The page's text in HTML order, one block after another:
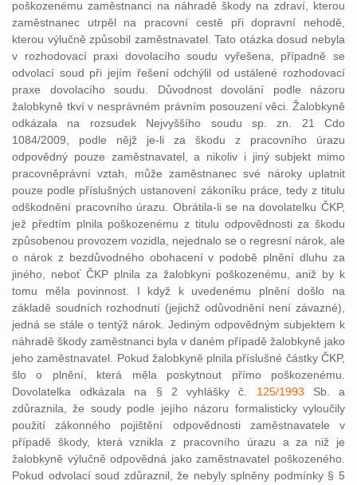
poškozenému zaměstnanci na náhradě škody na zdraví, kterou
zaměstnanec utrpěl na pracovní cestě při dopravní nehodě,
kterou výlučně způsobil zaměstnavatel. Tato otázka dosud nebyla
v rozhodovací praxi dovolacího soudu vyřešena, případně se
odvolací soud při jejím řešení odchýlil od ustálené rozhodovací
praxe dovolacího soudu. Důvodnost dovolání podle názoru
žalobkyně tkví v nesprávném právním posouzení věci. Žalobkyně
odkázala na rozsudek Nejvyššího soudu sp. zn. 21 Cdo
1084/2009, podle nějž je-li za škodu z pracovního úrazu
odpovědný pouze zaměstnavatel, a nikoliv i jiný subjekt mimo
pracovněprávní vztah, může zaměstnanec své nároky uplatnit
pouze podle příslušných ustanovení zákoníku práce, tedy z titulu
odškodnění pracovního úrazu. Obrátila-li se na dovolatelku ČKP,
jež předtím plnila poškozenému z titulu odpovědnosti za škodu
způsobenou provozem vozidla, nejednalo se o regresní nárok, ale
o nárok z bezdůvodného obohacení v podobě plnění dluhu za
jiného, neboť ČKP plnila za žalobkyni poškozenému, aniž by k
tomu měla povinnost. I když k uvedenému plnění došlo na
základě soudních rozhodnutí (jejichž odůvodnění není závazné),
jedná se stále o tentýž nárok. Jediným odpovědným subjektem k
náhradě škody zaměstnanci byla v daném případě žalobkyně jako
jeho zaměstnavatel. Pokud žalobkyně plnila příslušné částky ČKP,
šlo o plnění, která měla poskytnout přímo poškozenému.
Dovolatelka odkázala na § 2 vyhlášky č. 125/1993 Sb. a
zdůraznila, že soudy podle jejího názoru formalisticky vyloučily
použití zákonného pojištění odpovědnosti zaměstnavatele v
případě škody, která vznikla z pracovního úrazu a za niž je
žalobkyně výlučně odpovědná jako zaměstnavatel poškozeného.
Pokud odvolací soud zdůraznil, že nebyly splněny podmínky § 5